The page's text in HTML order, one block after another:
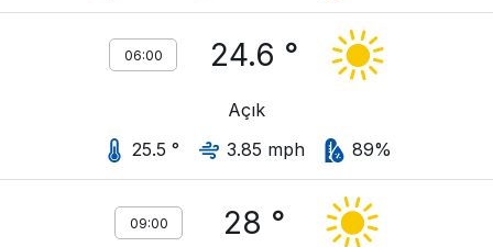
06:00 24.6 °
Açık
25.5 °
3.85 mph 89%
09:00 28 °